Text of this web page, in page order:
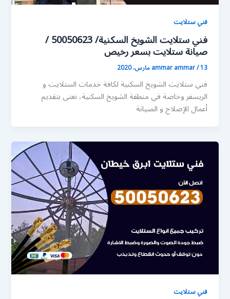
فني ستلايت
فني ستلايت الشويخ السكنية/ 50050623 /
صيانة ستلايت بسعر رخيص
ammar ammar/13 مارس، 2020
فني ستلايت الشويخ السكنية لكافة خدمات الستلايت و
الريسفر وخاصة في منطقة الشويخ السكنية، نعنى بتقديم
أعمال الإصلاح و الصيانة
فني ستلايت